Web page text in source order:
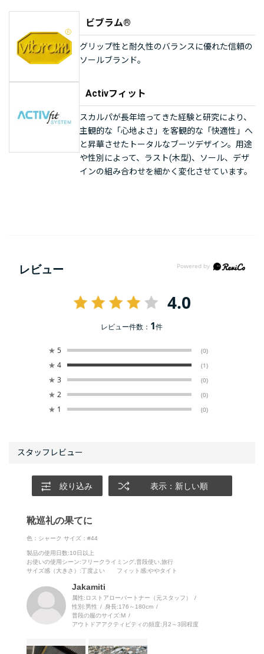
ビブラム®
グリップ性と耐久性のバランスに優れた信頼の
ソールブランド。
Activフィット
スカルパが長年培ってきた経験と研究により、
主観的な「心地よさ」を客観的な「快適性」へ
と昇華させたトータルなブーツデザイン。用途
や性別によって、ラスト(木型)、ソール、デザ
インの組み合わせを細かく変化させています。
レビュー
4.0
レビュー件数： 1件
★ 5 (0)
★ 4 (1)
★ 3 (0)
★ 2 (0)
★ 1 (0)
絞り込み 表示：新しい順
靴巡礼の果てに
色：シャーク サイズ：#44
製品の使用日数:10日以上
お使いの使用シーン:フリークライミング,普段使い,旅行
サイズ感（大きさ） :丁度よい フィット感:ややタイト
Jakamiti
属性:ロストアローパートナー（元スタッフ）
性別:男性 身長:176～180cm
普段の服のサイズ:M
アウトドアアクティビティの頻度: 月2～3回程度